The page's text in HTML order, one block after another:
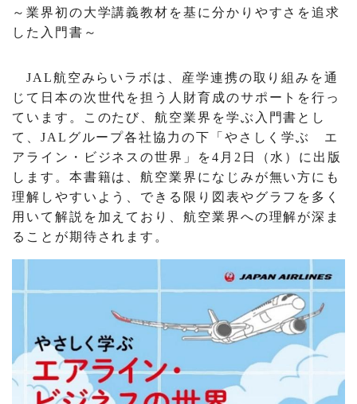
～業界初の大学講義教材を基に分かりやすさを追求
した入門書～
JAL航空みらいラボは、産学連携の取り組みを通
じて日本の次世代を担う人財育成のサポートを行っ
ています。このたび、航空業界を学ぶ入門書とし
て、JALグループ各社協力の下「やさしく学ぶ エ
アライン・ビジネスの世界」を4月2日（水）に出版
します。本書籍は、航空業界になじみが無い方にも
理解しやすいよう、できる限り図表やグラフを多く
用いて解説を加えており、航空業界への理解が深ま
ることが期待されます。